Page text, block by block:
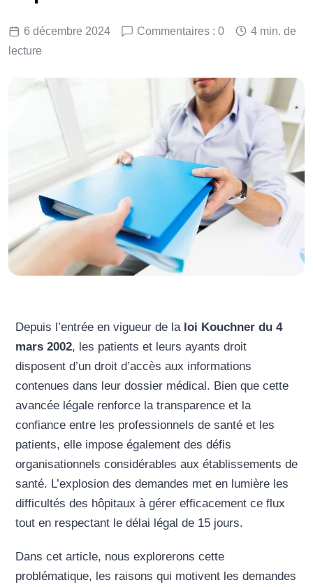
6 décembre 2024 Commentaires : 0
4 min. de
lecture
Depuis l’entrée en vigueur de la loi Kouchner du 4
mars 2002, les patients et leurs ayants droit
disposent d’un droit d’accès aux informations
contenues dans leur dossier médical. Bien que cette
avancée légale renforce la transparence et la
confiance entre les professionnels de santé et les
patients, elle impose également des défis
organisationnels considérables aux établissements de
santé. L’explosion des demandes met en lumière les
difficultés des hôpitaux à gérer efficacement ce flux
tout en respectant le délai légal de 15 jours.
Dans cet article, nous explorerons cette
problématique, les raisons qui motivent les demandes